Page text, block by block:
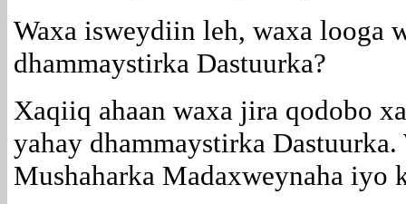
Waxa isweydiin leh, waxa looga
dhammaystirka Dastuurka?
Xaqiiq ahaan waxa jira qodobo
yahay dhammaystirka Dastuurka.
Mushaharka Madaxweynaha iyo